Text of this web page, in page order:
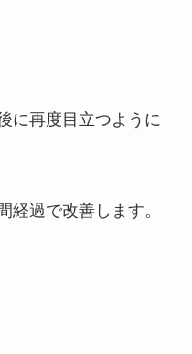
に再度目立つように
経過で改善します。